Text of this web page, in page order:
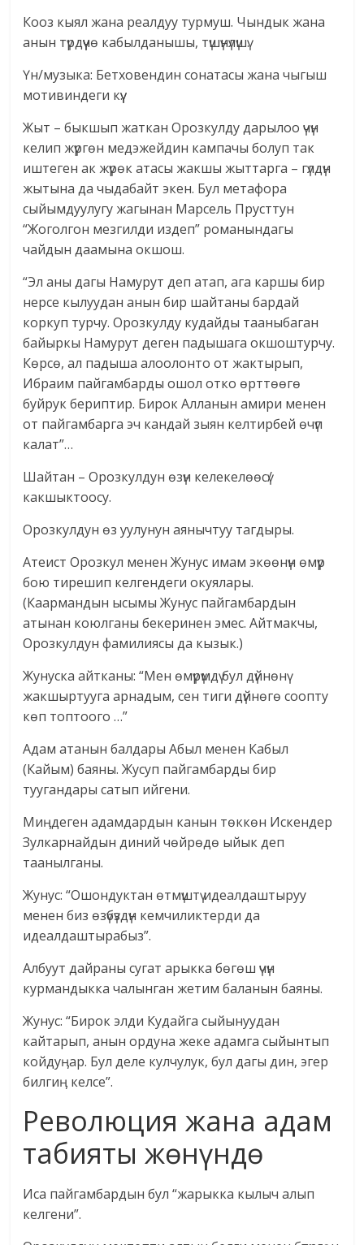
Кооз кыял жана реалдуу турмуш. Чындык жана
анын түрдүүчө кабылданышы, түшүнүлүшү.
Үн/музыка: Бетховендин сонатасы жана чыгыш
мотивиндеги күү.
Жыт – быкшып жаткан Орозкулду дарылоо үчүн
келип жүргөн медэжейдин кампачы болуп так
иштеген ак жүрөк атасы жакшы жыттарга – гүлдүн
жытына да чыдабайт экен. Бул метафора
сыйымдуулугу жагынан Марсель Прусттун
“Жоголгон мезгилди издеп” романындагы
чайдын даамына окшош.
“Эл аны дагы Намурут деп атап, ага каршы бир
нерсе кылуудан анын бир шайтаны бардай
коркуп турчу. Орозкулду кудайды тааныбаган
байыркы Намурут деген падышага окшоштурчу.
Көрсө, ал падыша алоолонто от жактырып,
Ибраим пайгамбарды ошол отко өрттөөгө
буйрук бериптир. Бирок Алланын амири менен
от пайгамбарга эч кандай зыян келтирбей өчүп
калат”…
Шайтан – Орозкулдун өзүн келекелөөсү/
какшыктоосу.
Орозкулдун өз уулунун аянычтуу тагдыры.
Атеист Орозкул менен Жунус имам экөөнүн өмүр
бою тирешип келгендеги окуялары.
(Каармандын ысымы Жунус пайгамбардын
атынан коюлганы бекеринен эмес. Айтмакчы,
Орозкулдун фамилиясы да кызык.)
Жунуска айтканы: “Мен өмүрүмдү бул дүйнөнү
жакшыртууга арнадым, сен тиги дүйнөгө соопту
көп топтоого …”
Адам атанын балдары Абыл менен Кабыл
(Кайым) баяны. Жусуп пайгамбарды бир
туугандары сатып ийгени.
Миӊдеген адамдардын канын төккөн Искендер
Зулкарнайдын диний чөйрөдө ыйык деп
таанылганы.
Жунус: “Ошондуктан өтмүштү идеалдаштыруу
менен биз өзүбүздүн кемчиликтерди да
идеалдаштырабыз”.
Албуут дайраны сугат арыкка бөгөш үчүн
курмандыкка чалынган жетим баланын баяны.
Жунус: “Бирок элди Кудайга сыйынуудан
кайтарып, анын ордуна жеке адамга сыйынтып
койдуӊар. Бул деле кулчулук, бул дагы дин, эгер
билгиӊ келсе”.
Революция жана адам
табияты жөнүндө
Иса пайгамбардын бул “жарыкка кылыч алып
келгени”.